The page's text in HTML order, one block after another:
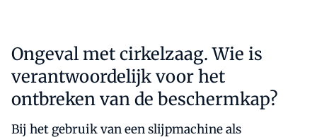
Ongeval met cirkelzaag. Wie is
verantwoordelijk voor het
ontbreken van de beschermkap?
Bij het gebruik van een slijpmachine als